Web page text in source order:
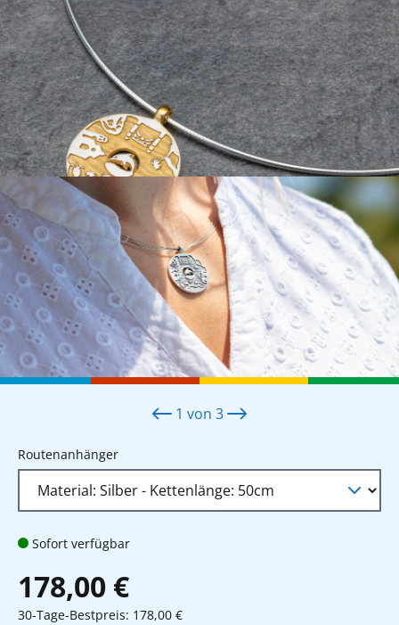
1 von 3
Routenanhängerauswählen
Sofort verfügbar
178,00 €
30-Tage-Bestpreis: 178,00 €